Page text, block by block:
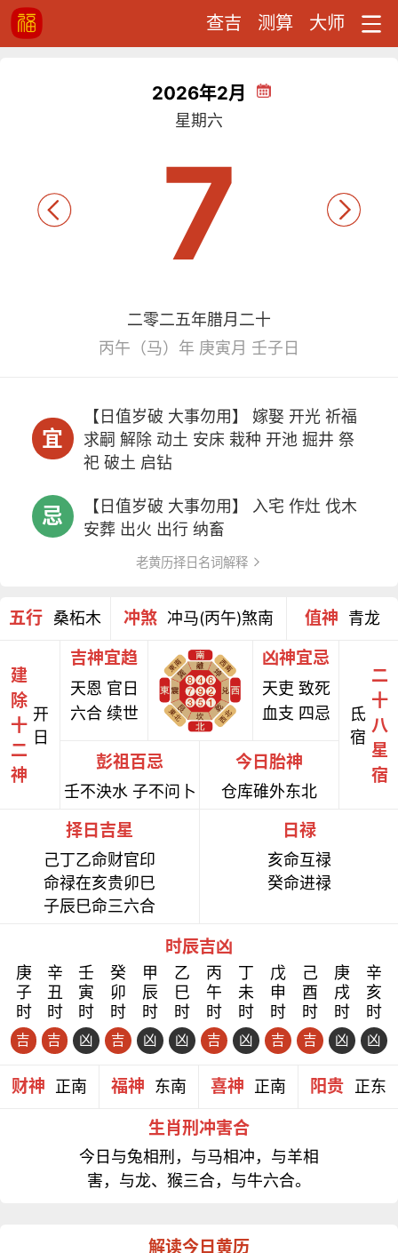
查吉 测算 大师
2026年2月
星期六
7
二零二五年腊月二十
丙午（马）年 庚寅月 壬子日
宜
【日值岁破 大事勿用】 嫁娶 开光 祈福
求嗣 解除 动土 安床 栽种 开池 掘井 祭
祀 破土 启钻
忌
【日值岁破 大事勿用】 入宅 作灶 伐木
安葬 出火 出行 纳畜
老黄历择日名词解释
五行 桑柘木 冲煞 冲马(丙午)煞南 值神 青龙
建
除
十
二
神
开
日
吉神宜趋
天恩 官日
六合 续世
凶神宜忌
天吏 致死
血支 四忌
彭祖百忌
壬不泱水 子不问卜
今日胎神
仓库碓外东北
氐
宿
二
十
八
星
宿
择日吉星
己丁乙命财官印
命禄在亥贵卯巳
子辰巳命三六合
日禄
亥命互禄
癸命进禄
时辰吉凶
庚
子
时
吉
辛
丑
时
吉
壬
寅
时
凶
癸
卯
时
吉
甲
辰
时
凶
乙
巳
时
凶
丙
午
时
吉
丁
未
时
凶
戊
申
时
吉
己
酉
时
吉
庚
戌
时
凶
辛
亥
时
凶
财神 正南 福神 东南 喜神 正南 阳贵 正东
生肖刑冲害合
今日与兔相刑，与马相冲，与羊相
害，与龙、猴三合，与牛六合。
解读今日黄历